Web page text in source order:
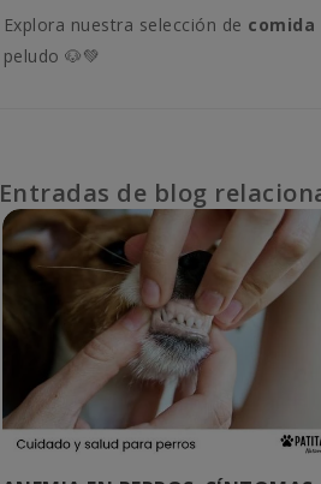
Explora nuestra selección de
peludo 🐶💚
Entradas de blog